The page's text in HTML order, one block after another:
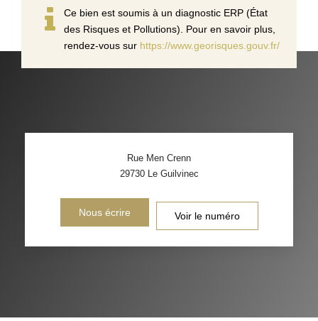
Ce bien est soumis à un diagnostic ERP (État
des Risques et Pollutions). Pour en savoir plus,
rendez-vous sur https://www.georisques.gouv.fr/
Rue Men Crenn
29730 Le Guilvinec
Nous écrire Voir le numéro